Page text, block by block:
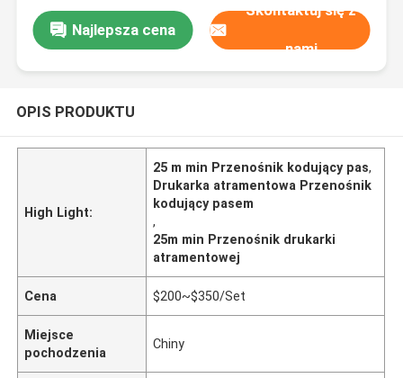
Najlepsza cena
Skontaktuj się z
nami
OPIS PRODUKTU
High Light:
25 m min Przenośnik kodujący pas,
Drukarka atramentowa Przenośnik
kodujący pasem
,
25m min Przenośnik drukarki
atramentowej
Cena $200~$350/Set
Miejsce
pochodzenia
Chiny